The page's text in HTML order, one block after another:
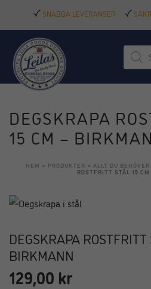
SNABBA LEVERANSER
DEGSKRAPA
15 CM –
HEM » PRODUKTER » ALLT DU
ROSTFRITT STÅL 15
DEGSKRAPA ROSTFRITT
BIRKMANN
129,00 kr